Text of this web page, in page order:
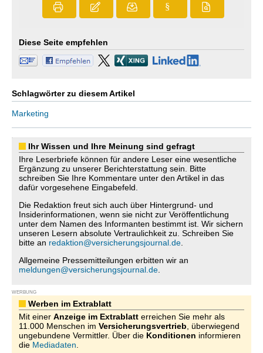
§
Diese Seite empfehlen
Schlagwörter zu diesem Artikel
Marketing
Ihr Wissen und Ihre Meinung sind gefragt
Ihre Leserbriefe können für andere Leser eine wesentliche
Ergänzung zu unserer Berichterstattung sein. Bitte
schreiben Sie Ihre Kommentare unter den Artikel in das
dafür vorgesehene Eingabefeld.
Die Redaktion freut sich auch über Hintergrund- und
Insiderinformationen, wenn sie nicht zur Veröffentlichung
unter dem Namen des Informanten bestimmt ist. Wir sichern
unseren Lesern absolute Vertraulichkeit zu. Schreiben Sie
bitte an redaktion@versicherungsjournal.de
Allgemeine Pressemitteilungen erbitten wir an
meldungen@versicherungsjournal.de
WERBUNG
Werben im Extrablatt
Mit einer Anzeige im Extrablatt erreichen Sie mehr als
11.000 Menschen im Versicherungsvertrieb , überwiegend
ungebundene Vermittler. Über die Konditionen informieren
die Mediadaten